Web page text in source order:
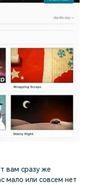
вам сразу же
мало или совсем нет